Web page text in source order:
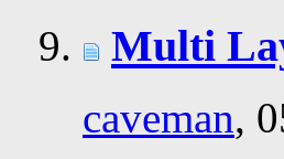
Multi
caveman,